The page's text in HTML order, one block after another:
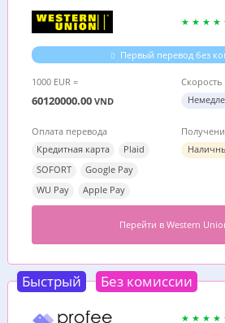
Первый перевод без
1000 EUR =
60120000.00 VND
Скорость
Оплата перевода
Кредитная карта
Plaid
SOFORT
Google Pay
WU Pay
Apple Pay
Перейти в Western
Быстрый Без комиссии